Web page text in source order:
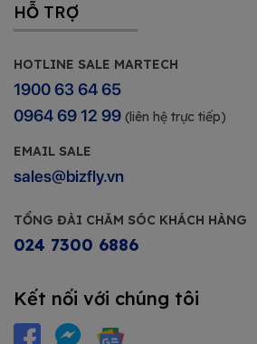
HỖ TRỢ
HOTLINE SALE MARTECH
1900 63 64 65
0964 69 12 99 (liên hệ trực tiếp)
EMAIL SALE
sales@bizfly.vn
TỔNG ĐÀI CHĂM SÓC KHÁCH HÀNG
024 7300 6886
Kết nối với chúng tôi